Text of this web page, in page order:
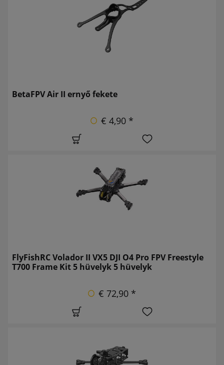
BetaFPV Air II ernyő fekete
€ 4,90 *
FlyFishRC Volador II VX5 DJI O4 Pro FPV Freestyle
T700 Frame Kit 5 hüvelyk 5 hüvelyk
€ 72,90 *